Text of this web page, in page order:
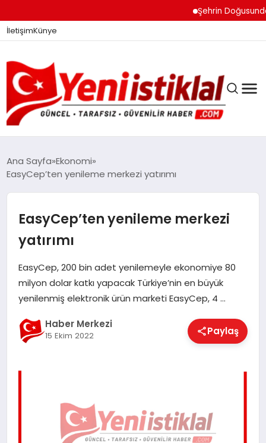
Şehrin Doğusundan
İletişimKünye
GÜNDEM
DÜNYA
EĞITIM
EKONOMI
MAGAZIN
Ana Sayfa Ekonomi
EasyCep’ten yenileme merkezi yatırımı
EasyCep’ten yenileme merkezi
yatırımı
EasyCep, 200 bin adet yenilemeyle ekonomiye 80
milyon dolar katkı yapacak Türkiye’nin en büyük
yenilenmiş elektronik ürün marketi EasyCep, 4 …
Haber Merkezi
15 Ekim 2022 Paylaş